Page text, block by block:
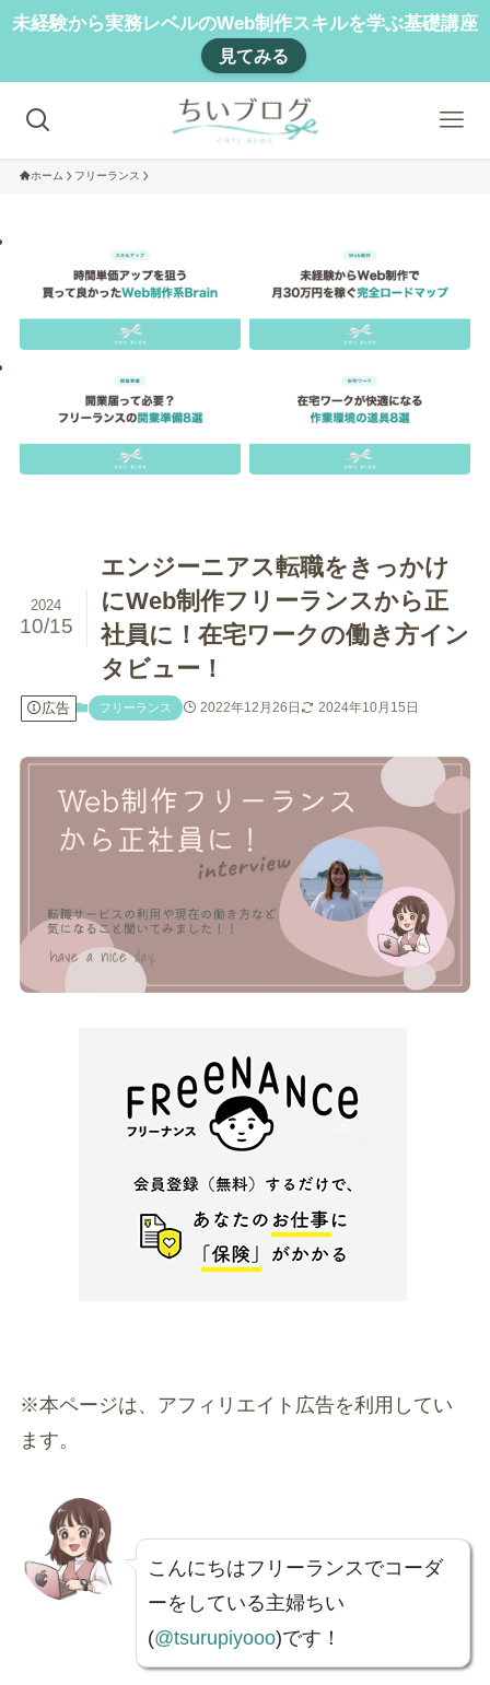
未経験から実務レベルのWeb制作スキルを学ぶ基礎講座
見てみる
ホーム フリーランス
エンジーニアス転職をきっかけ
にWeb制作フリーランスから正
社員に！在宅ワークの働き方イン
タビュー！
2024
10/15
広告 フリーランス 2022年12月26日 2024年10月15日
※本ページは、アフィリエイト広告を利用してい
ます。
こんにちはフリーランスでコーダ
ーをしている主婦ちい
(@tsurupiyooo)です！